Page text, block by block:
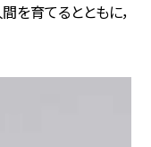
を育てるとともに，